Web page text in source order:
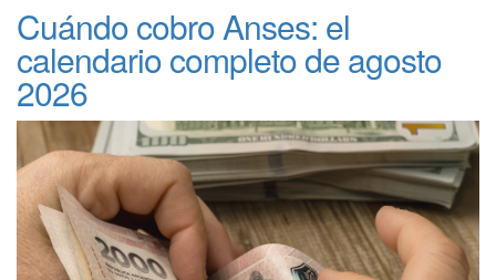
Cuándo cobro Anses: el
calendario completo de agosto
2026